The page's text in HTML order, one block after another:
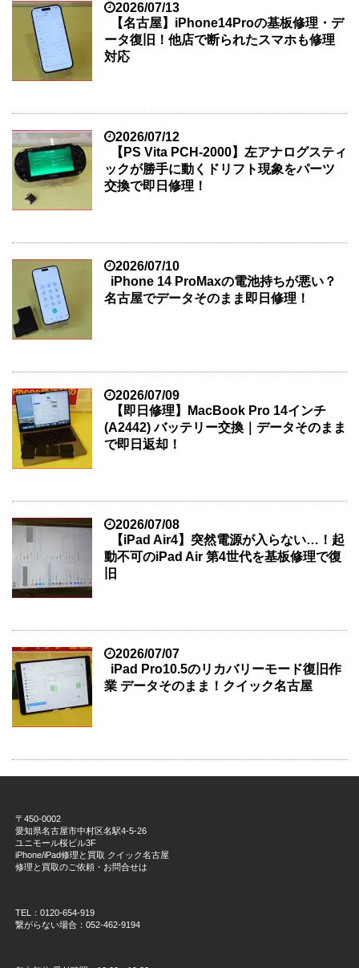
2026/07/13
【名古屋】iPhone14Proの基板修理・デ
ータ復旧！他店で断られたスマホも修理
対応
2026/07/12
【PS Vita PCH-2000】左アナログスティ
ックが勝手に動くドリフト現象をパーツ
交換で即日修理！
2026/07/10
iPhone 14 ProMaxの電池持ちが悪い？
名古屋でデータそのまま即日修理！
2026/07/09
【即日修理】MacBook Pro 14インチ
(A2442) バッテリー交換｜データそのまま
で即日返却！
2026/07/08
【iPad Air4】突然電源が入らない…！起
動不可のiPad Air 第4世代を基板修理で復
旧
2026/07/07
iPad Pro10.5のリカバリーモード復旧作
業 データそのまま！クイック名古屋
〒450-0002
愛知県名古屋市中村区名駅4-5-26
ユニモール桜ビル3F
iPhone/iPad修理と買取 クイック名古屋
修理と買取のご依頼・お問合せは
TEL：0120-654-919
繋がらない場合：052-462-9194